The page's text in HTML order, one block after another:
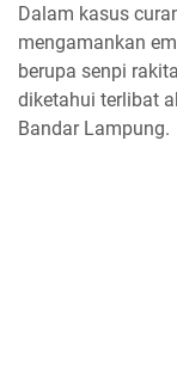
Dalam kasus
mengamankan
berupa senpi
diketahui terlibat
Bandar Lampung.